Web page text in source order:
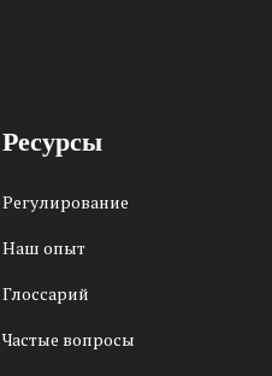
Ресурсы
Регулирование
Наш опыт
Глоссарий
Частые вопросы